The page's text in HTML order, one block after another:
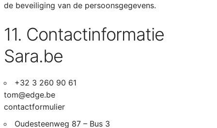
de beveiliging van de persoonsgegevens.
11. Contactinformatie
Sara.be
+32 3 260 90 61
tom@edge.be
contactformulier
Oudesteenweg 87 – Bus 3